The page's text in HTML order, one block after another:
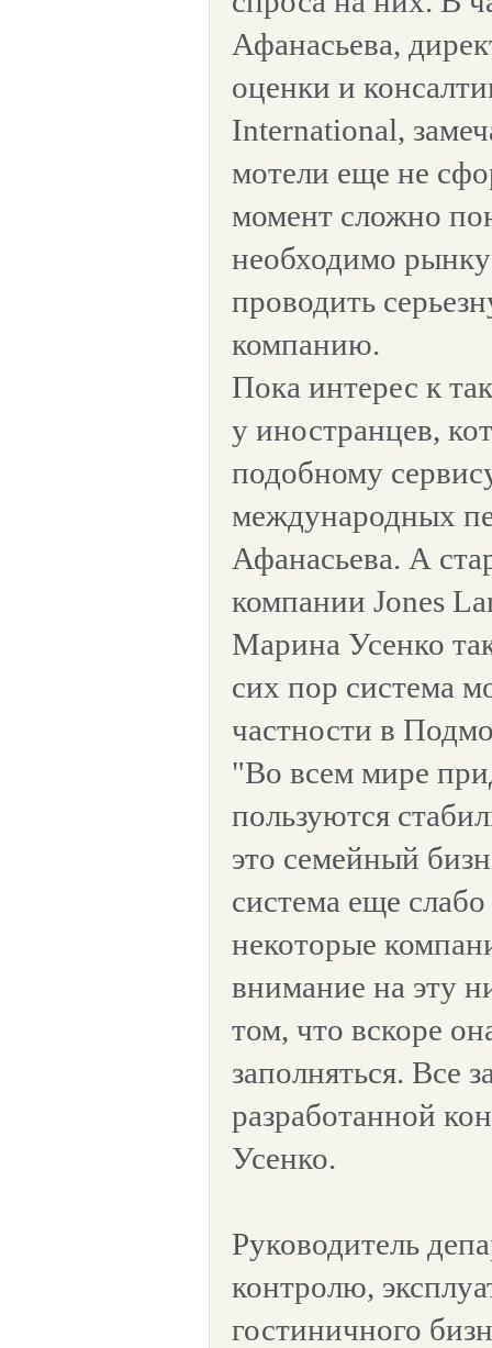
Афанасьева,
оценки и
International,
мотели еще не
момент сложно
необходимо
проводить
компанию.
Пока интерес к
у иностранцев,
подобному
международных
Афанасьева. А
компании Jones
Марина Усенко
сих пор система
частности в
"Во всем мире
пользуются
это семейный
система еще
некоторые
внимание на эту
том, что вскоре
заполняться. Все
разработанной
Усенко.
Руководитель
контролю,
гостиничного